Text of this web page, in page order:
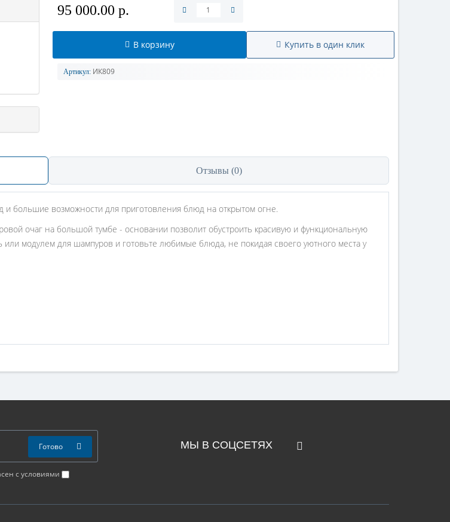
95 000.00 р.
В корзину Купить в один клик
Артикул: ИК809
Отзывы (0)
большие возможности для приготовления блюд на открытом огне.
очаг на большой тумбе - основании позволит обустроить красивую и функциональную
или модулем для шампуров и готовьте любимые блюда, не покидая своего уютного места у
с условиями
Готово МЫ В СОЦСЕТЯХ